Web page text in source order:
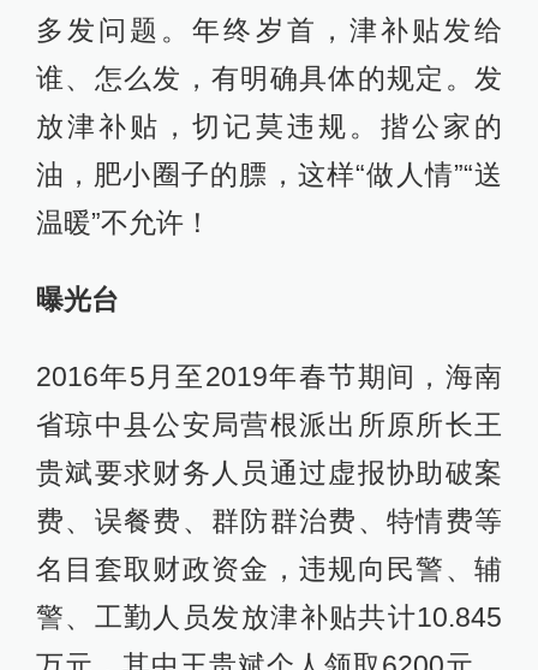
多发问题。年终岁首，津补贴发给
谁、怎么发，有明确具体的规定。发
放津补贴，切记莫违规。揩公家的
油，肥小圈子的膘，这样“做人情”“送
温暖”不允许！
曝光台
2016年5月至2019年春节期间，海南
省琼中县公安局营根派出所原所长王
贵斌要求财务人员通过虚报协助破案
费、误餐费、群防群治费、特情费等
名目套取财政资金，违规向民警、辅
警、工勤人员发放津补贴共计10.845